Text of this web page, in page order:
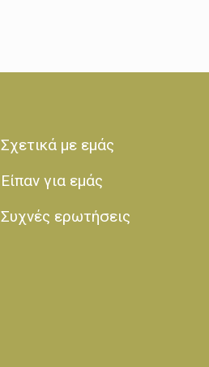
Σχετικά με εμάς
Είπαν για εμάς
Συχνές ερωτήσεις